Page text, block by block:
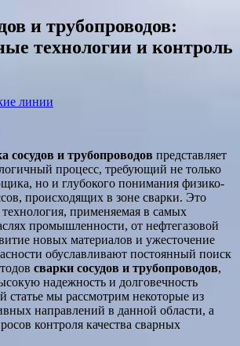
и трубопроводов:
технологии и контроль
линии
сосудов и трубопроводов представляет
процесс, требующий не только
но и глубокого понимания физико-
происходящих в зоне сварки. Это
применяемая в самых
промышленности, от нефтегазовой
новых материалов и ужесточение
обуславливают постоянный поиск
сварки сосудов и трубопроводов,
надежность и долговечность
статье мы рассмотрим некоторые из
направлений в данной области, а
контроля качества сварных